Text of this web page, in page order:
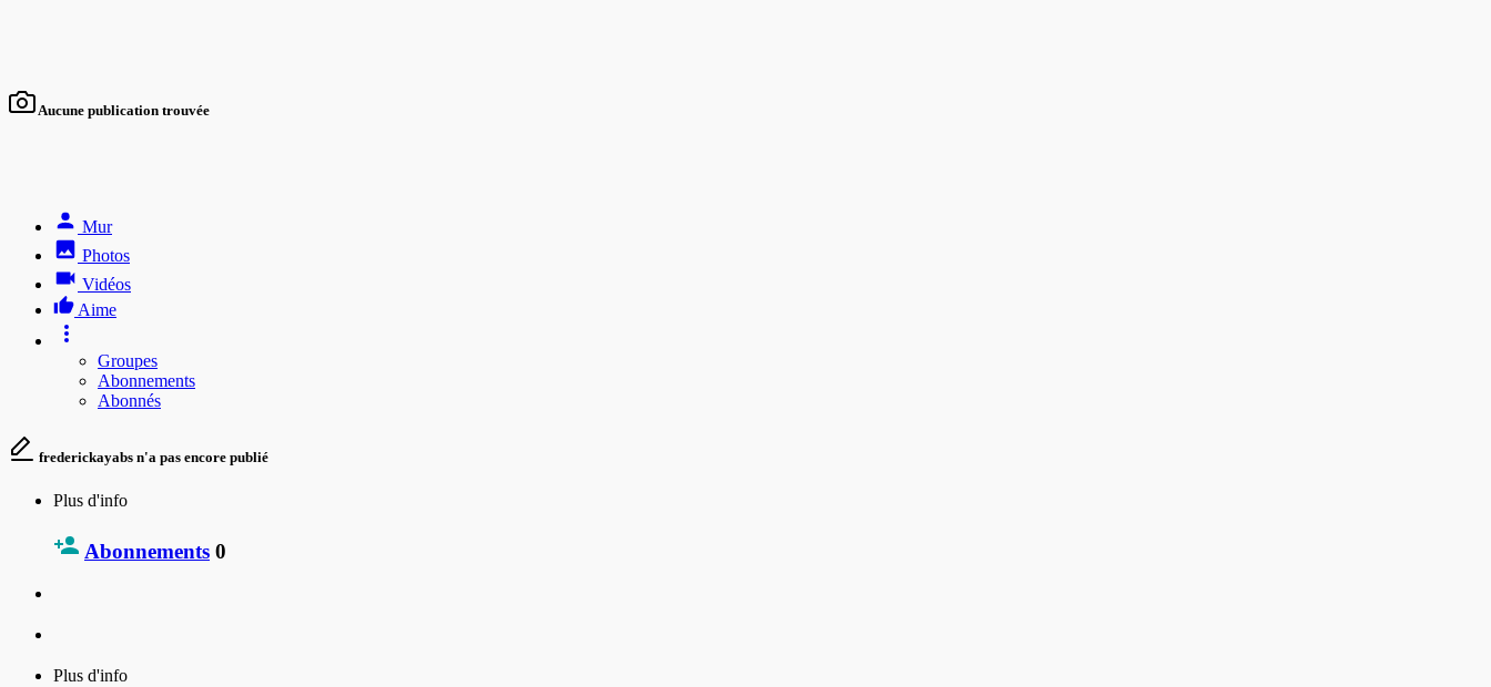
Aucune publication trouvée
Mur
Photos
Vidéos
Aime
Groupes
Abonnements
Abonnés
frederickayabs n'a pas encore publié
Plus d'info
Abonnements 0
Plus d'info